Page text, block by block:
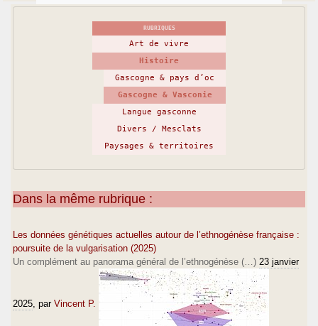
RUBRIQUES
Art de vivre
Histoire
Gascogne & pays d’oc
Gascogne & Vasconie
Langue gasconne
Divers / Mesclats
Paysages & territoires
Dans la même rubrique :
Les données génétiques actuelles autour de l’ethnogénèse française :
poursuite de la vulgarisation (2025)
Un complément au panorama général de l’ethnogénèse (…) 23 janvier
2025, par Vincent P.